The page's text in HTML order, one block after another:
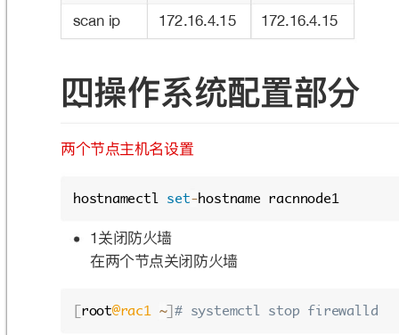
scan ip 172.16.4.15 172.16.4.15
ӷӻᜓᅩԆ๢ݷᦡᗝ
hostnamectl set-hostname racnnode1
1 ̵ىᳮᴠᅉा
ࣁӷӻᜓᅩىᳮᴠᅉा
root@rac1 ~]# systemctl stop firewalld
ࢥ̵඙֢ᔮᕹᯈᗝ᮱ړ